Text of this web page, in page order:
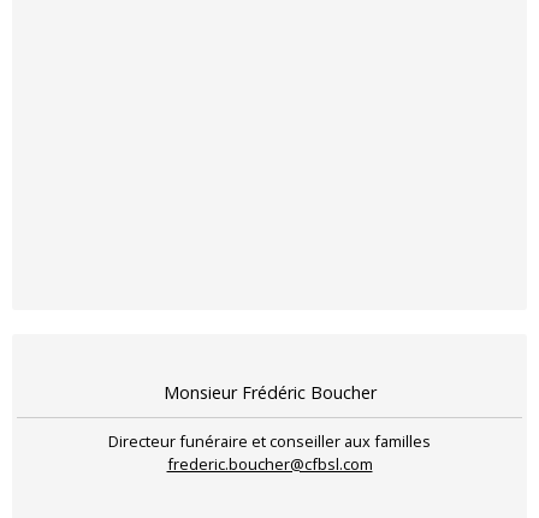
Monsieur Frédéric Boucher
Directeur funéraire et conseiller aux familles
frederic.boucher@cfbsl.com